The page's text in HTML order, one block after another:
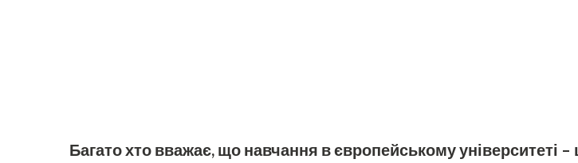
Багато хто вважає, що навчання в європейському університеті